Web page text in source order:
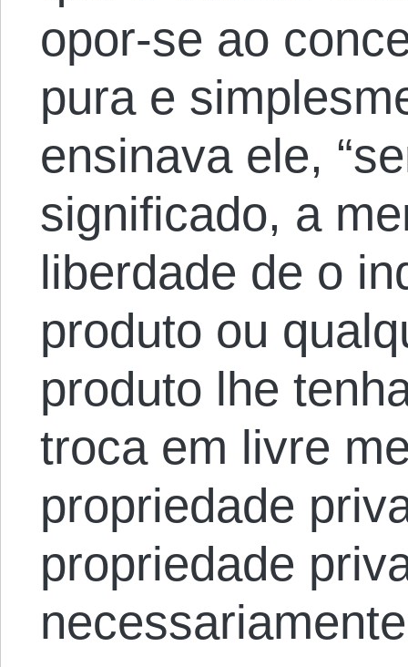
opor-se ao
pura e
ensinava ele,
significado, a
liberdade de o
produto ou
produto lhe
troca em livre
propriedade
propriedade